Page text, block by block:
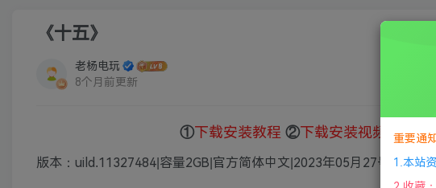
《十五》
老杨电玩
8个月前更新
①下载安装教程 ②下载安装视频教程 ③
版本：uild.11327484|容量2GB|官方简体中文|2023年05月27号更新
重要通
1.本站